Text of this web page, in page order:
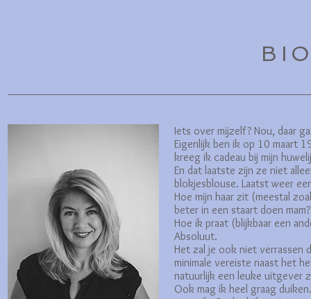
Iets over mijzelf? Nou, daar
Eigenlijk ben ik op 10 maart
kreeg ik cadeau bij mijn
En dat laatste zijn ze niet
blokjesblouse. Laatst weer
Hoe mijn haar zit (meestal
beter in een staart doen
Hoe ik praat (blijkbaar een
Absoluut.
Het zal je ook niet verrassen
minimale vereiste naast het
natuurlijk een leuke uitgever
Ook mag ik heel graag